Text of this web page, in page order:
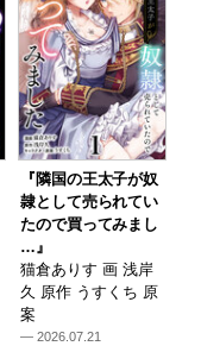
『隣国の王太子が奴
隷として売られてい
たので買ってみまし
…』
猫倉ありす 画 浅岸
久 原作 うすくち 原
案
— 2026.07.21